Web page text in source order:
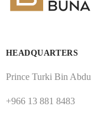
HEADQUARTERS
Prince Turki Bin
+966 13 881 8483